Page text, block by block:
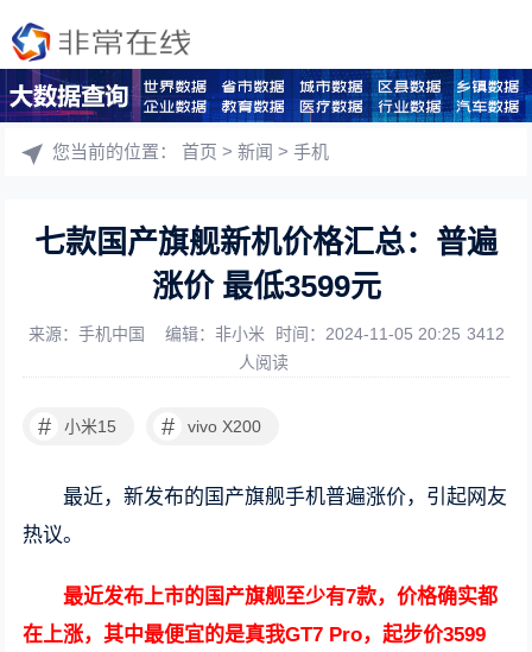
您当前的位置：首页 >新闻 >手机
七款国产旗舰新机价格汇总：普遍
涨价 最低3599元
来源：手机中国 编辑：非小米 时间：2024-11-05 20:25 3412
人阅读
# 小米15 # vivo X200
最近，新发布的国产旗舰手机普遍涨价，引起网友
热议。
最近发布上市的国产旗舰至少有7款，价格确实都
在上涨，其中最便宜的是真我GT7 Pro，起步价3599